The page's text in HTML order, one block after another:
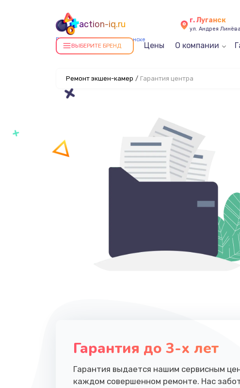
action-iq.ru
Ремонт экшен-камер в Луганске
г. Луганск
ул. Андрея
ВЫБЕРИТЕ БРЕНД Цены О компании
Ремонт экшен-камер / Гарантия центра
Гарантия до 3-х лет
Гарантия выдается нашим сервисным
каждом совершенном ремонте. Нас